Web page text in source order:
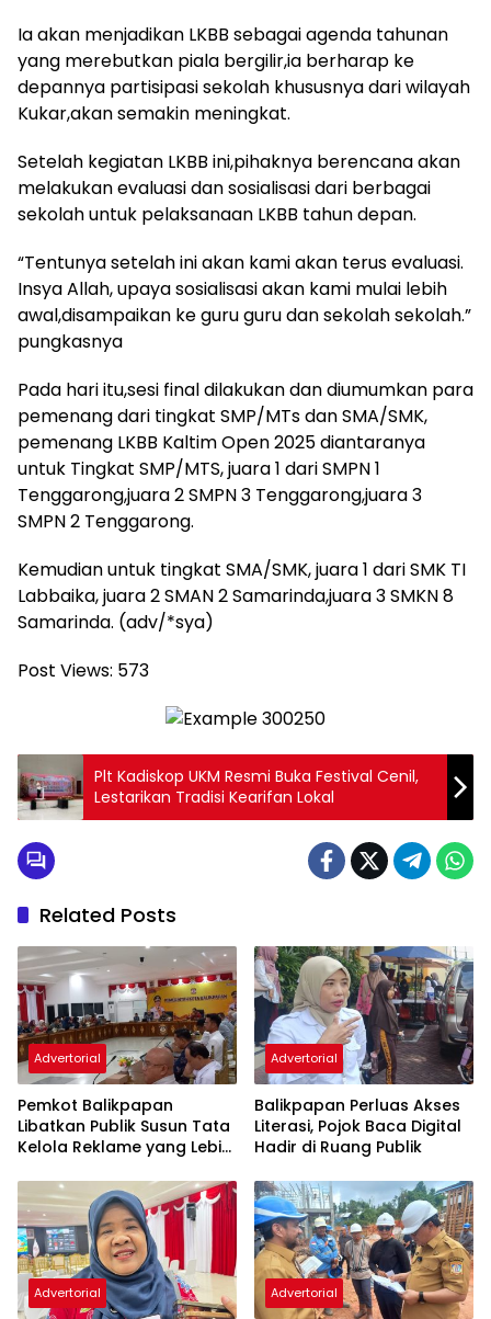
Ia akan menjadikan LKBB sebagai agenda tahunan
yang merebutkan piala bergilir,ia berharap ke
depannya partisipasi sekolah khususnya dari wilayah
Kukar,akan semakin meningkat.
Setelah kegiatan LKBB ini,pihaknya berencana akan
melakukan evaluasi dan sosialisasi dari berbagai
sekolah untuk pelaksanaan LKBB tahun depan.
“Tentunya setelah ini akan kami akan terus evaluasi.
Insya Allah, upaya sosialisasi akan kami mulai lebih
awal,disampaikan ke guru guru dan sekolah sekolah.”
pungkasnya
Pada hari itu,sesi final dilakukan dan diumumkan para
pemenang dari tingkat SMP/MTs dan SMA/SMK,
pemenang LKBB Kaltim Open 2025 diantaranya
untuk Tingkat SMP/MTS, juara 1 dari SMPN 1
Tenggarong,juara 2 SMPN 3 Tenggarong,juara 3
SMPN 2 Tenggarong.
Kemudian untuk tingkat SMA/SMK, juara 1 dari SMK TI
Labbaika, juara 2 SMAN 2 Samarinda,juara 3 SMKN 8
Samarinda. (adv/*sya)
Post Views: 573
Plt Kadiskop UKM Resmi Buka Festival Cenil,
Lestarikan Tradisi Kearifan Lokal
Related Posts
Advertorial
Pemkot Balikpapan
Libatkan Publik Susun Tata
Kelola Reklame yang Lebih
Advertorial
Balikpapan Perluas Akses
Literasi, Pojok Baca Digital
Hadir di Ruang Publik
Advertorial Advertorial